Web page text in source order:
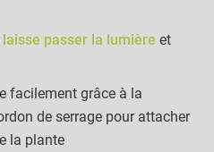
laisse passer la lumière et
facilement grâce à la
de serrage pour attacher
la plante